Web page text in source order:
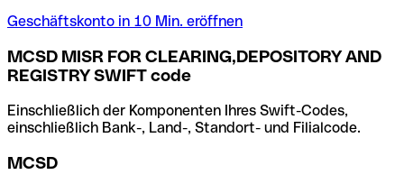
Geschäftskonto in 10 Min. eröffnen
MCSD MISR FOR CLEARING,DEPOSITORY AND
REGISTRY SWIFT code
Einschließlich der Komponenten Ihres Swift-Codes,
einschließlich Bank-, Land-, Standort- und Filialcode.
MCSD